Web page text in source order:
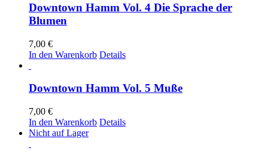
Downtown Hamm Vol. 4 Die Sprache der
Blumen
7,00 €
In den Warenkorb Details
Downtown Hamm Vol. 5 Muße
7,00 €
In den Warenkorb Details
Nicht auf Lager